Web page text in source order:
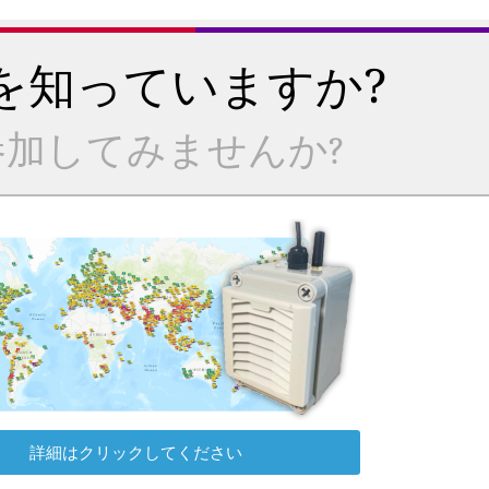
知っていますか?
してみませんか?
詳細はクリックしてください